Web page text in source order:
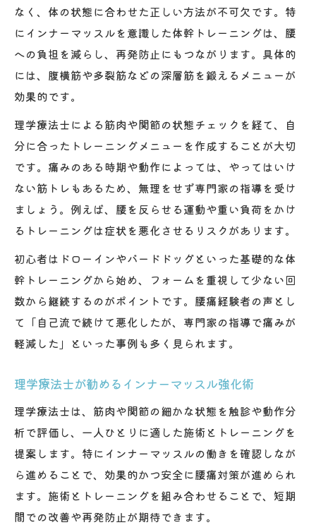
なく、体の状態に合わせた正しい方法が不可欠です。特
にインナーマッスルを意識した体幹トレーニングは、腰
への負担を減らし、再発防止にもつながります。具体的
には、腹横筋や多裂筋などの深層筋を鍛えるメニューが
効果的です。
理学療法士による筋肉や関節の状態チェックを経て、自
分に合ったトレーニングメニューを作成することが大切
です。痛みのある時期や動作によっては、やってはいけ
ない筋トレもあるため、無理をせず専門家の指導を受け
ましょう。例えば、腰を反らせる運動や重い負荷をかけ
るトレーニングは症状を悪化させるリスクがあります。
初心者はドローインやバードドッグといった基礎的な体
幹トレーニングから始め、フォームを重視して少ない回
数から継続するのがポイントです。腰痛経験者の声とし
て「自己流で続けて悪化したが、専門家の指導で痛みが
軽減した」といった事例も多く見られます。
理学療法士が勧めるインナーマッスル強化術
理学療法士は、筋肉や関節の細かな状態を触診や動作分
析で評価し、一人ひとりに適した施術とトレーニングを
提案します。特にインナーマッスルの働きを確認しなが
ら進めることで、効果的かつ安全に腰痛対策が進められ
ます。施術とトレーニングを組み合わせることで、短期
間での改善や再発防止が期待できます。